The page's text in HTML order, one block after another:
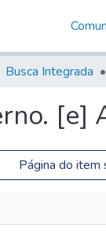
Busca Integrada
[e]
Página do item